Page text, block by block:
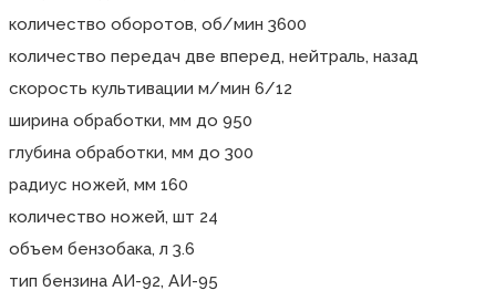
количество оборотов, об/мин 3600
количество передач две вперед, нейтраль, назад
скорость культивации м/мин 6/12
ширина обработки, мм до 950
глубина обработки, мм до 300
радиус ножей, мм 160
количество ножей, шт 24
объем бензобака, л 3.6
тип бензина АИ-92, АИ-95